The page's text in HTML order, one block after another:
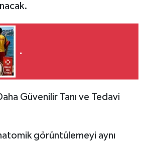
.
Güvenilir Tanı ve Tedavi
görüntülemeyi aynı